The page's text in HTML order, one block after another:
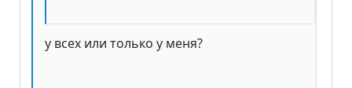
у всех или только у меня?